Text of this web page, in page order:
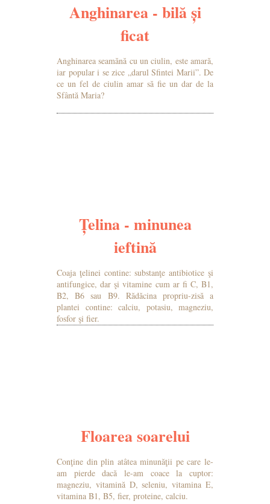
Anghinarea - bilă și
ficat
Anghinarea seamănă cu un ciulin, este amară,
iar popular i se zice „darul Sfintei Marii”. De
ce un fel de ciulin amar să fie un dar de la
Sfântă Maria?
Țelina - minunea
ieftină
Coaja ţelinei contine: substanţe antibiotice şi
antifungice, dar şi vitamine cum ar fi C, B1,
B2, B6 sau B9. Rădăcina propriu-zisă a
plantei contine: calciu, potasiu, magneziu,
fosfor şi fier.
Floarea soarelui
Conţine din plin atâtea minunăţii pe care le-
am pierde dacă le-am coace la cuptor:
magneziu, vitamină D, seleniu, vitamina E,
vitamina B1, B5, fier, proteine, calciu.